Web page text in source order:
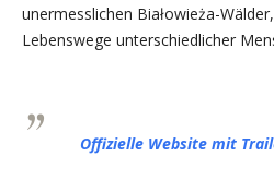
unermesslichen Białowieża-
Lebenswege unterschiedlicher
Offizielle Website mit